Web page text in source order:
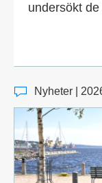
undersökt
Nyheter |